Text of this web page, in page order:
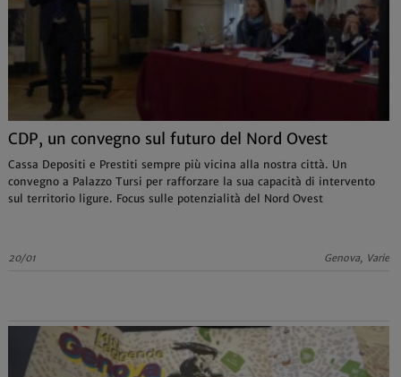
CDP, un convegno sul futuro del Nord Ovest
Cassa Depositi e Prestiti sempre più vicina alla nostra città. Un
convegno a Palazzo Tursi per rafforzare la sua capacità di intervento
sul territorio ligure. Focus sulle potenzialità del Nord Ovest
20/01 Genova, Varie